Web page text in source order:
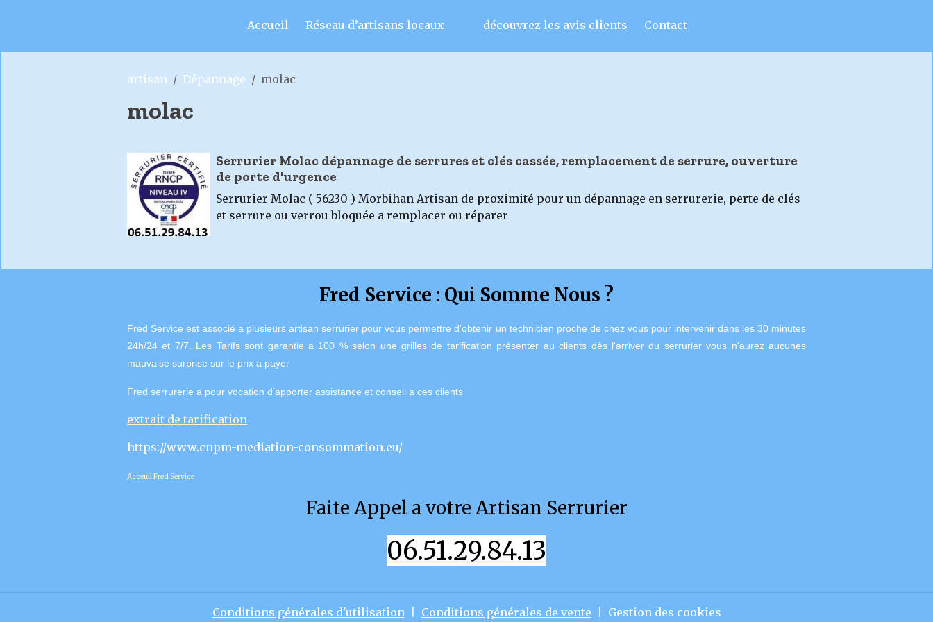
Accueil Réseau d’artisans locaux découvrez les avis clients Contact
artisan Dépannage molac
molac
Serrurier Molac dépannage de serrures et clés cassée, remplacement de serrure, ouverture
de porte d'urgence
Serrurier Molac ( 56230 ) Morbihan Artisan de proximité pour un dépannage en serrurerie, perte de clés
et serrure ou verrou bloquée a remplacer ou réparer
Fred Service : Qui Somme Nous ?
Fred Service est associé a plusieurs artisan serrurier pour vous permettre d'obtenir un technicien proche de chez vous pour intervenir dans les 30 minutes
24h/24 et 7/7. Les Tarifs sont garantie a 100 % selon une grilles de tarification présenter au clients dès l'arriver du serrurier vous n'aurez aucunes
mauvaise surprise sur le prix a payer
Fred serrurerie a pour vocation d'apporter assistance et conseil a ces clients
extrait de tarification
https://www.cnpm-mediation-consommation.eu/
Acceuil Fred Service
Faite Appel a votre Artisan Serrurier
06.51.29.84.13
Conditions générales d'utilisation Conditions générales de vente Gestion des cookies